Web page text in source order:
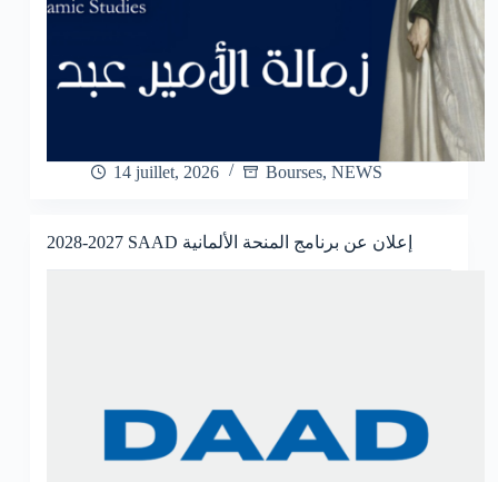
14 juillet, 2026 Bourses, NEWS
2028-2027 SAAD إعلان عن برنامج المنحة الألمانية